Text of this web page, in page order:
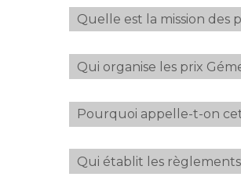
Quelle est la mission des
Qui organise les prix
Pourquoi appelle-t-on
Qui établit les